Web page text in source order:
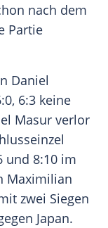
nach dem
Partie
Daniel
6:3 keine
Masur verlor
und 8:10 im
Maximilian
zwei Siegen
Japan.